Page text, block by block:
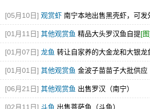
[05月10日] 观赏虾 南宁本地出售黑壳虾，可发
[01月11日] 其他观赏鱼 精品大头罗汉鱼自提[
[01月07日] 龙鱼 转让自家养的大金龙和大银龙
[01月01日] 其他观赏鱼 金波子苗苗子大批供应
[06月21日] 其他观赏鱼 出售罗汉（南宁）
[02月11日] 斗鱼 出售菩萨鱼（斗鱼）